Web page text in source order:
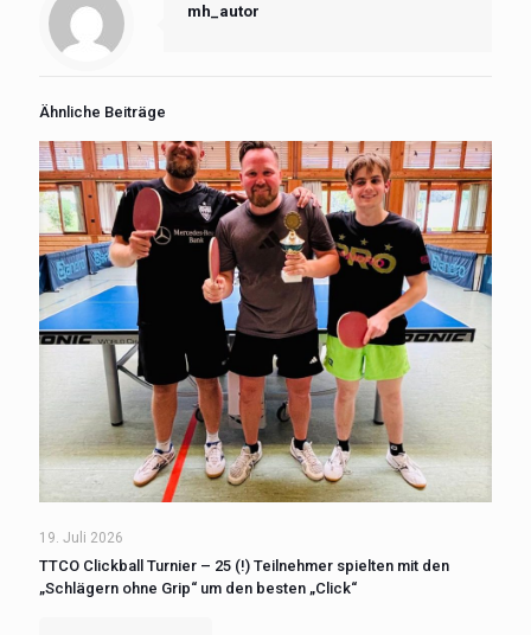
mh_autor
Ähnliche Beiträge
19. Juli 2026
TTCO Clickball Turnier – 25 (!) Teilnehmer spielten mit den
„Schlägern ohne Grip“ um den besten „Click“